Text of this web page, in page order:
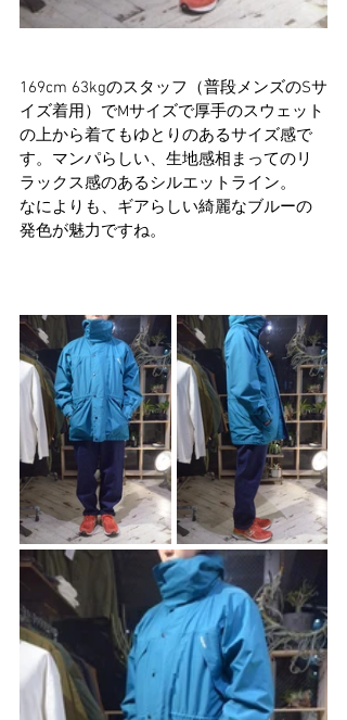
169cm 63kgのスタッフ（普段メンズのSサ
イズ着用）でMサイズで厚手のスウェット
の上から着てもゆとりのあるサイズ感で
す。マンパらしい、生地感相まってのリ
ラックス感のあるシルエットライン。
なによりも、ギアらしい綺麗なブルーの
発色が魅力ですね。